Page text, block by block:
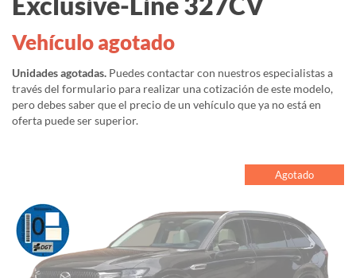
Vehículo agotado
Unidades agotadas. Puedes contactar con nuestros especialistas a
través del formulario para realizar una cotización de este modelo,
pero debes saber que el precio de un vehículo que ya no está en
oferta puede ser superior.
Agotado